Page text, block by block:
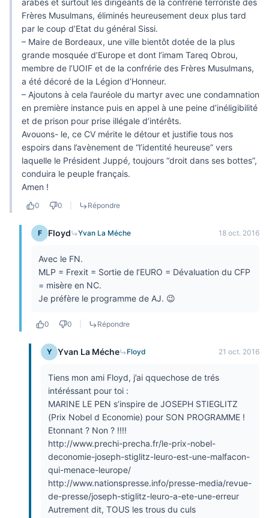
arabes et surtout les dirigeants de la confrérie terroriste des
Frères Musulmans, éliminés heureusement deux plus tard
par le coup d’Etat du général Sissi.
– Maire de Bordeaux, une ville bientôt dotée de la plus
grande mosquée d’Europe et dont l’imam Tareq Obrou,
membre de l’UOIF et de la confrérie des Frères Musulmans,
a été décoré de la Légion d’Honneur.
– Ajoutons à cela l’auréole du martyr avec une condamnation
en première instance puis en appel à une peine d’inéligibilité
et de prison pour prise illégale d’intérêts.
Avouons- le, ce CV mérite le détour et justifie tous nos
espoirs dans l’avènement de “l’identité heureuse” vers
laquelle le Président Juppé, toujours “droit dans ses bottes”,
conduira le peuple français.
Amen !
0 0 Répondre
F Floyd Yvan La Méche 18 oct. 2016
Avec le FN.
MLP = Frexit = Sortie de l’EURO = Dévaluation du CFP
= misère en NC.
Je préfère le programme de AJ. 😉
0 0 Répondre
Y Yvan La Méche Floyd 21 oct. 2016
Tiens mon ami Floyd, j’ai qquechose de trés
intéréssant pour toi :
MARINE LE PEN s’inspire de JOSEPH STIEGLITZ
(Prix Nobel d Economie) pour SON PROGRAMME !
Etonnant ? Non ? !!!!
http://www.prechi-precha.fr/le-prix-nobel-
deconomie-joseph-stiglitz-leuro-est-une-malfacon-
qui-menace-leurope/
http://www.nationspresse.info/presse-media/revue-
de-presse/joseph-stiglitz-leuro-a-ete-une-erreur
Autrement dit, TOUS les trous du culs